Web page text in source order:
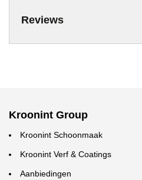
Reviews
Kroonint Group
Kroonint Schoonmaak
Kroonint Verf & Coatings
Aanbiedingen